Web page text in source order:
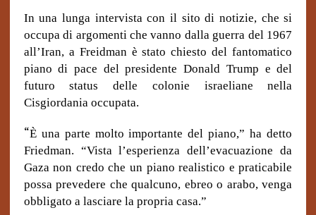
In una lunga intervista con il sito di notizie, che si
occupa di argomenti che vanno dalla guerra del 1967
all’Iran, a Freidman è stato chiesto del fantomatico
piano di pace del presidente Donald Trump e del
futuro status delle colonie israeliane nella
Cisgiordania occupata.
“È una parte molto importante del piano,” ha detto
Friedman. “Vista l’esperienza dell’evacuazione da
Gaza non credo che un piano realistico e praticabile
possa prevedere che qualcuno, ebreo o arabo, venga
obbligato a lasciare la propria casa.”